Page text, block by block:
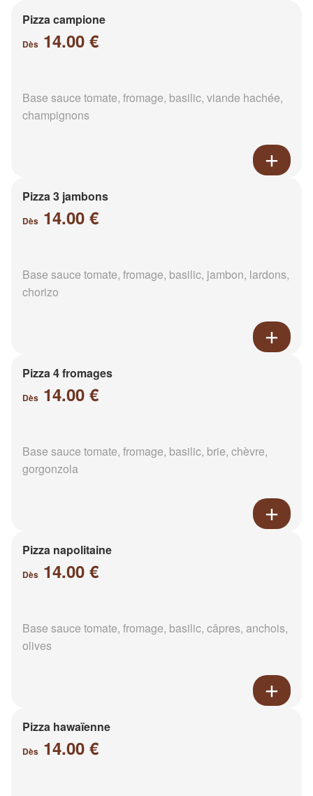
Pizza campione
Dès 14.00 €
Base sauce tomate, fromage, basilic, viande hachée,
champignons
Pizza 3 jambons
Dès 14.00 €
Base sauce tomate, fromage, basilic, jambon, lardons,
chorizo
Pizza 4 fromages
Dès 14.00 €
Base sauce tomate, fromage, basilic, brie, chèvre,
gorgonzola
Pizza napolitaine
Dès 14.00 €
Base sauce tomate, fromage, basilic, câpres, anchois,
olives
Pizza hawaïenne
Dès 14.00 €